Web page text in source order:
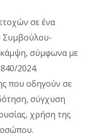
σε ένα
Συμβούλου-
κάμψη, σύμφωνα με
2024.
που οδηγούν σε
σύγχυση
χρήση της